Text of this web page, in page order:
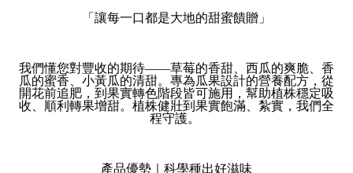
「讓每一口都是大地的甜蜜饋贈」
我們懂您對豐收的期待——草莓的香甜、西瓜的爽脆、香
瓜的蜜香、小黃瓜的清甜。專為瓜果設計的營養配方，從
開花前追肥，到果實轉色階段皆可施用，幫助植株穩定吸
收、順利轉果增甜。植株健壯到果實飽滿、紮實，我們全
程守護。
產品優勢｜科學種出好滋味